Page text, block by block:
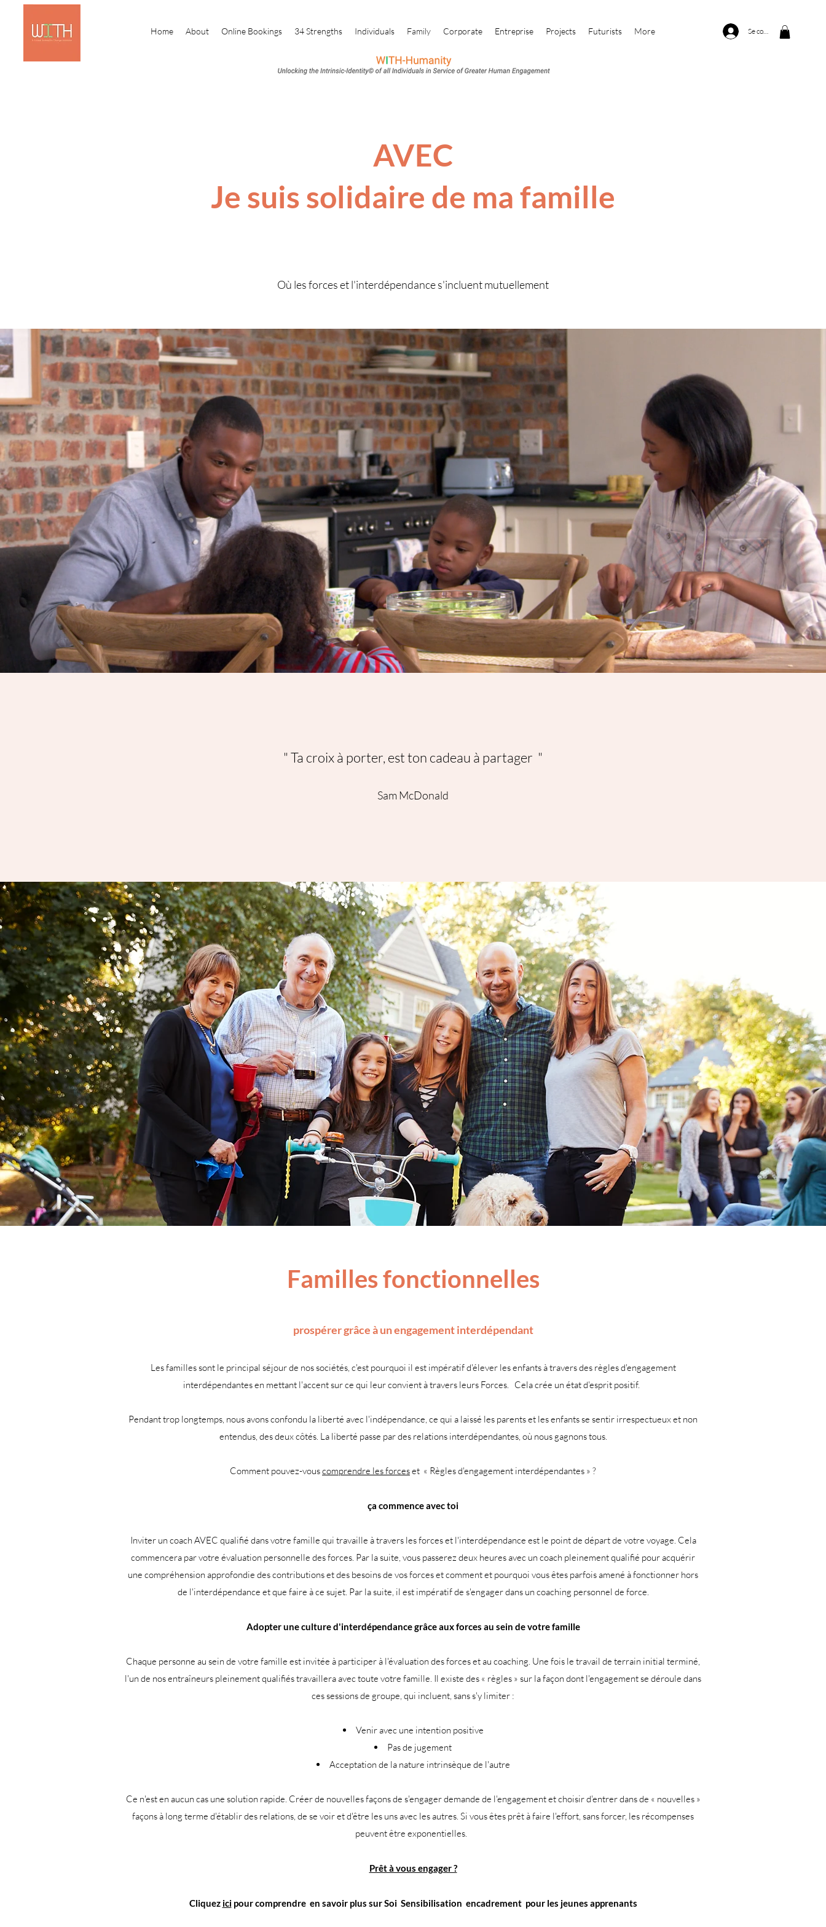
Home About Online Bookings 34 Strengths Individuals Family Corporate Entreprise Projects Futurists More Se connecter
AVEC
Je suis solidaire de ma famille
Où les forces et l'interdépendance s'incluent mutuellement
" Ta croix à porter, est ton cadeau à partager "
Sam McDonald
Familles fonctionnelles
prospérer grâce à un engagement interdépendant
Les familles sont le principal séjour de nos sociétés, c'est pourquoi il est impératif d'élever les enfants à travers des règles d'engagement
interdépendantes en mettant l'accent sur ce qui leur convient à travers leurs Forces.
Cela crée un état d'esprit positif.
Pendant trop longtemps, nous avons confondu la liberté avec l'indépendance, ce qui a laissé les parents et les enfants se sentir irrespectueux et non
entendus, des deux côtés. La liberté passe par des relations interdépendantes, où nous gagnons tous.
Comment pouvez-vouscomprendre les forceset « Règles d'engagement interdépendantes » ?
ça commence avec toi
Inviter un coach AVEC qualifié dans votre famille qui travaille à travers les forces et l'interdépendance est le point de départ de votre voyage. Cela
commencera par votre évaluation personnelle des forces. Par la suite, vous passerez deux heures avec un coach pleinement qualifié pour acquérir
une compréhension approfondie des contributions et des besoins de vos forces et comment et pourquoi vous êtes parfois amené à fonctionner hors
de l'interdépendance et que faire à ce sujet. Par la suite, il est impératif de s'engager dans un coaching personnel de force.
Adopter une culture d'interdépendance grâce aux forces au sein de votre famille
Chaque personne au sein de votre famille est invitée à participer à l'évaluation des forces et au coaching. Une fois le travail de terrain initial terminé,
l'un de nos entraîneurs pleinement qualifiés travaillera avec toute votre famille. Il existe des « règles » sur la façon dont l'engagement se déroule dans
ces sessions de groupe, qui incluent, sans s'y limiter :
Venir avec une intention positive
Pas de jugement
Acceptation de la nature intrinsèque de l'autre
Ce n'est en aucun cas une solution rapide. Créer de nouvelles façons de s'engager demande de l'engagement et choisir d'entrer dans de « nouvelles »
façons à long terme d'établir des relations, de se voir et d'être les uns avec les autres. Si vous êtes prêt à faire l'effort, sans forcer, les récompenses
peuvent être exponentielles.
Prêt à vous engager ?
Cliquez icipourcomprendre en savoir plus sur Soi Sensibilisation encadrement pour les jeunes apprenants